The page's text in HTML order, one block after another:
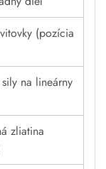
(pozícia
na lineárny
zliatina